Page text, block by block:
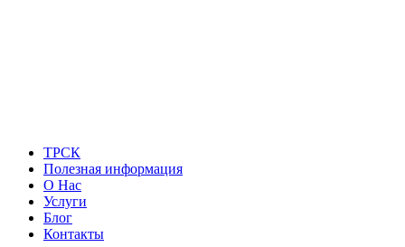
ТРСК
Полезная информация
О Нас
Услуги
Блог
Контакты